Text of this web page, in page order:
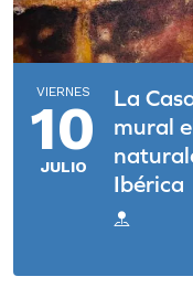
VIERNES
10
JULIO
La
mural
Ibérica